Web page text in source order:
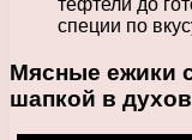
специи по
Мясные ежики
шапкой в